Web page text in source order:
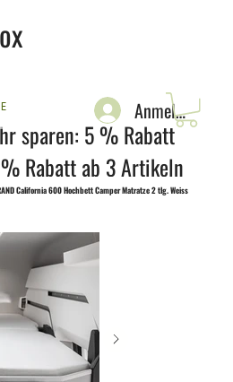
sparen: 5 % Rabatt
Rabatt ab 3 Artikeln
Anmelden
California 600 Hochbett Camper Matratze 2 tlg. Weiss